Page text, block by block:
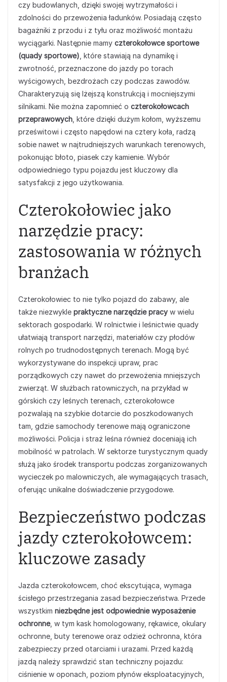
czy budowlanych, dzięki swojej wytrzymałości i
zdolności do przewożenia ładunków. Posiadają często
bagażniki z przodu i z tyłu oraz możliwość montażu
wyciągarki. Następnie mamy czterokołowce sportowe
(quady sportowe) , które stawiają na dynamikę i
zwrotność, przeznaczone do jazdy po torach
wyścigowych, bezdrożach czy podczas zawodów.
Charakteryzują się lżejszą konstrukcją i mocniejszymi
silnikami. Nie można zapomnieć o czterokołowcach
przeprawowych , które dzięki dużym kołom, wyższemu
prześwitowi i często napędowi na cztery koła, radzą
sobie nawet w najtrudniejszych warunkach terenowych,
pokonując błoto, piasek czy kamienie. Wybór
odpowiedniego typu pojazdu jest kluczowy dla
satysfakcji z jego użytkowania.
Czterokołowiec jako
narzędzie pracy:
zastosowania w różnych
branżach
Czterokołowiec to nie tylko pojazd do zabawy, ale
także niezwykle praktyczne narzędzie pracy w wielu
sektorach gospodarki. W rolnictwie i leśnictwie quady
ułatwiają transport narzędzi, materiałów czy płodów
rolnych po trudnodostępnych terenach. Mogą być
wykorzystywane do inspekcji upraw, prac
porządkowych czy nawet do przewożenia mniejszych
zwierząt. W służbach ratowniczych, na przykład w
górskich czy leśnych terenach, czterokołowce
pozwalają na szybkie dotarcie do poszkodowanych
tam, gdzie samochody terenowe mają ograniczone
możliwości. Policja i straż leśna również doceniają ich
mobilność w patrolach. W sektorze turystycznym quady
służą jako środek transportu podczas zorganizowanych
wycieczek po malowniczych, ale wymagających trasach,
oferując unikalne doświadczenie przygodowe.
Bezpieczeństwo podczas
jazdy czterokołowcem:
kluczowe zasady
Jazda czterokołowcem, choć ekscytująca, wymaga
ścisłego przestrzegania zasad bezpieczeństwa. Przede
wszystkim niezbędne jest odpowiednie wyposażenie
ochronne, w tym kask homologowany, rękawice, okulary
ochronne, buty terenowe oraz odzież ochronna, która
zabezpieczy przed otarciami i urazami. Przed każdą
jazdą należy sprawdzić stan techniczny pojazdu:
ciśnienie w oponach, poziom płynów eksploatacyjnych,